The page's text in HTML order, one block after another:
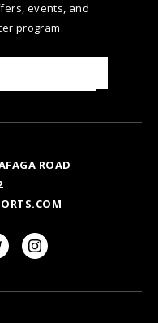
events, and
program.
ROAD